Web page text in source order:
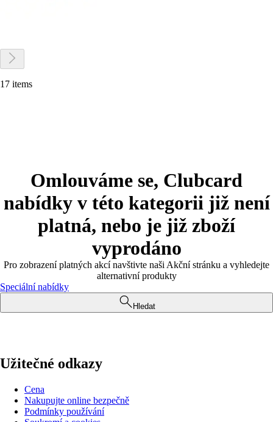
17 items
Omlouváme se, Clubcard
nabídky v této kategorii již není
platná, nebo je již zboží
vyprodáno
Pro zobrazení platných akcí navštivte naši Akční stránku a vyhledejte
alternativní produkty
Speciální nabídky
Hledat
Užitečné odkazy
Cena
Nakupujte online bezpečně
Podmínky používání